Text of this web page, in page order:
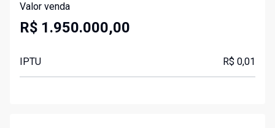
Valor venda
R$ 1.950.000,00
IPTU R$ 0,01